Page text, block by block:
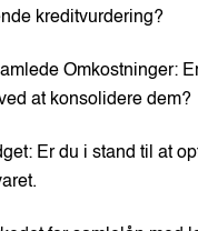
kreditvurdering?
Omkostninger:
at konsolidere dem?
Er du i stand til at